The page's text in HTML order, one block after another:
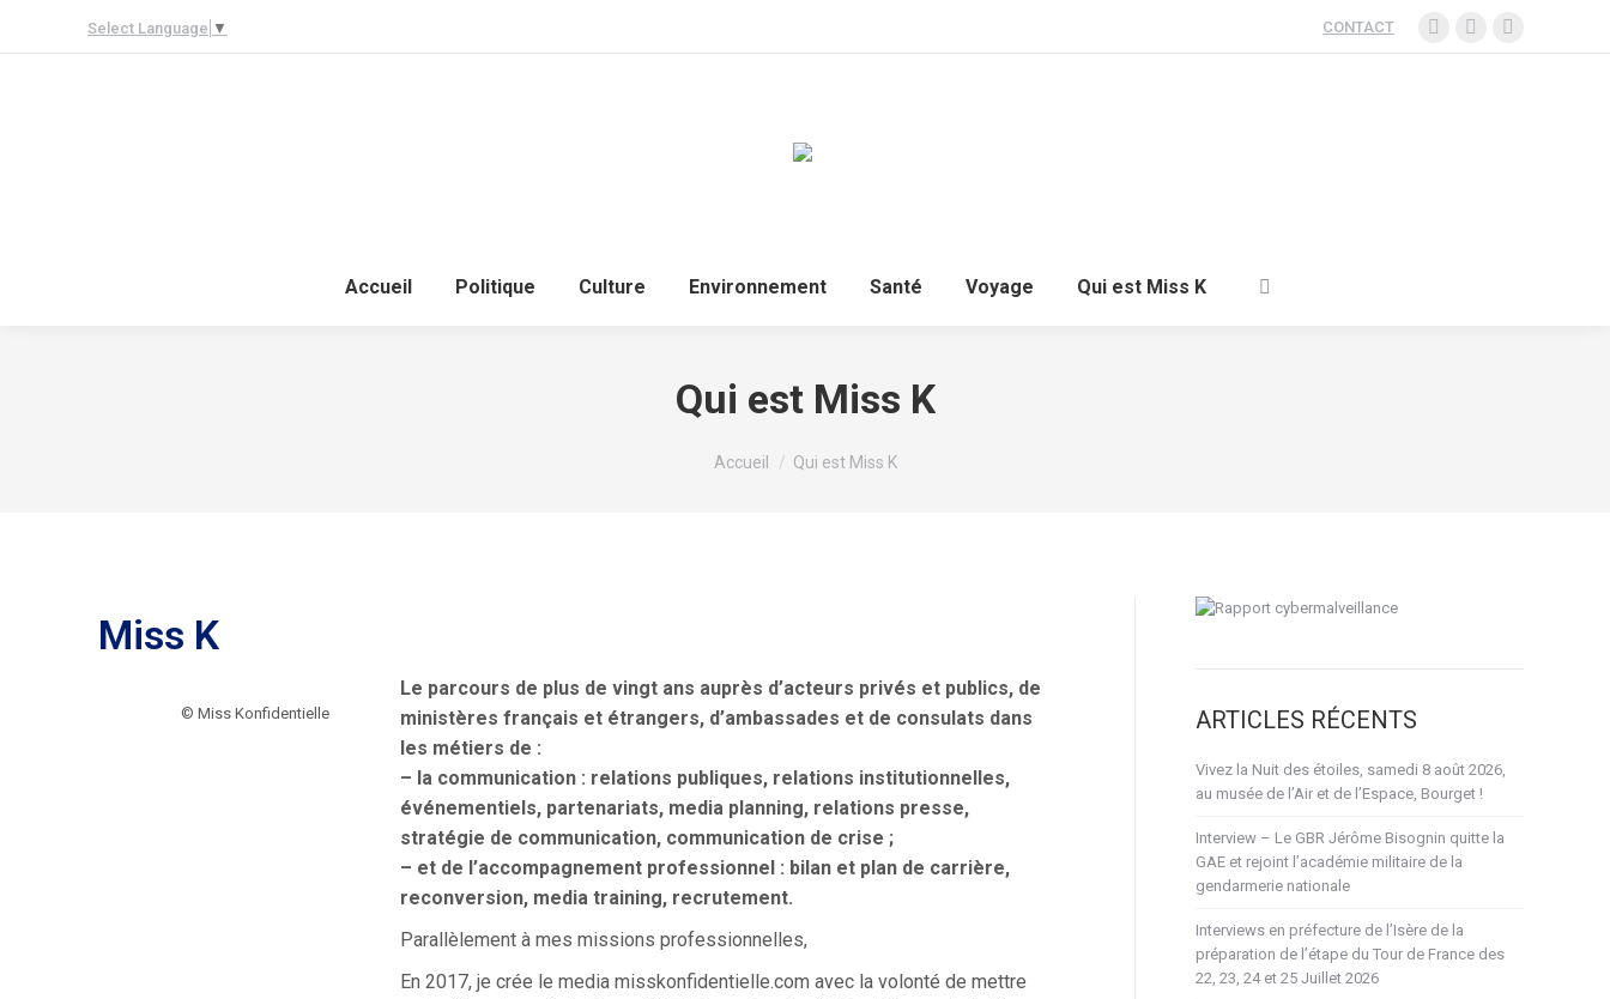
Select Language ▼ CONTACT
Accueil Politique Culture Environnement Santé Voyage Qui est Miss K
Qui est Miss K
Vous êtes ici :
Accueil Qui est Miss K
Miss K
© Miss Konfidentielle
Le parcours de plus de vingt ans auprès d’acteurs privés et publics, de
ministères français et étrangers, d’ambassades et de consulats dans
les métiers de :
– la communication : relations publiques, relations institutionnelles,
événementiels, partenariats, media planning, relations presse,
stratégie de communication, communication de crise ;
– et de l’accompagnement professionnel : bilan et plan de carrière,
reconversion, media training, recrutement.
Parallèlement à mes missions professionnelles,
En 2017, je crée le media misskonfidentielle.com avec la volonté de mettre
ARTICLES RÉCENTS
Vivez la Nuit des étoiles, samedi 8 août 2026,
au musée de l’Air et de l’Espace, Bourget !
Interview – Le GBR Jérôme Bisognin quitte la
GAE et rejoint l’académie militaire de la
gendarmerie nationale
Interviews en préfecture de l’Isère de la
préparation de l’étape du Tour de France des
22, 23, 24 et 25 Juillet 2026